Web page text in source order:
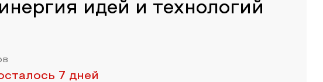
идей и технологий
7 дней